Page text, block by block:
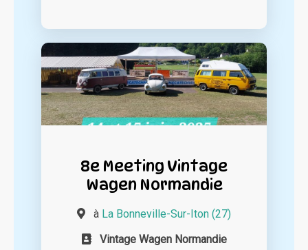
8e Meeting Vintage
Wagen Normandie
à La Bonneville-Sur-Iton (27)
Vintage Wagen Normandie